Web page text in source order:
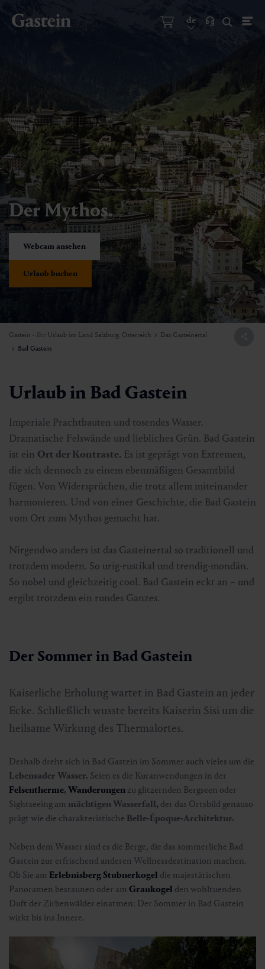
de
Der Mythos.
Webcam ansehen
Urlaub buchen
Gastein - Ihr Urlaub im Land Salzburg, Österreich
Das Gasteinertal
Bad Gastein
Urlaub in Bad Gastein
Imperiale Prachtbauten und tosendes Wasser.
Dramatische Felswände und liebliches Grün. Bad Gastein
ist ein Ort der Kontraste. Es ist geprägt von Extremen,
die sich dennoch zu einem ebenmäßigen Gesamtbild
fügen. Von Widersprüchen, die trotz allem miteinander
harmonieren. Und von einer Geschichte, die Bad Gastein
vom Ort zum Mythos gemacht hat.
Nirgendwo anders ist das Gasteinertal so traditionell und
trotzdem modern. So urig-rustikal und trendig-mondän.
So nobel und gleichzeitig cool. Bad Gastein eckt an – und
ergibt trotzdem ein rundes Ganzes.
Der Sommer in Bad Gastein
Kaiserliche Erholung wartet in Bad Gastein an jeder
Ecke. Schließlich wusste bereits Kaiserin Sisi um die
heilsame Wirkung des Thermalortes.
Deshalb dreht sich in Bad Gastein im Sommer auch vieles um die
Lebensader Wasser. Seien es die Kuranwendungen in der
Felsentherme, Wanderungen zu glitzernden Bergseen oder
Sightseeing am mächtigen Wasserfall, der das Ortsbild genauso
prägt wie die charakteristische Belle-Époque-Architektur.
Neben dem Wasser sind es die Berge, die das sommerliche Bad
Gastein zur erfrischend anderen Wellnessdestination machen.
Ob Sie am Erlebnisberg Stubnerkogel die majestätischen
Panoramen bestaunen oder am Graukogel den wohltuenden
Duft der Zirbenwälder einatmen: Der Sommer in Bad Gastein
wirkt bis ins Innere.